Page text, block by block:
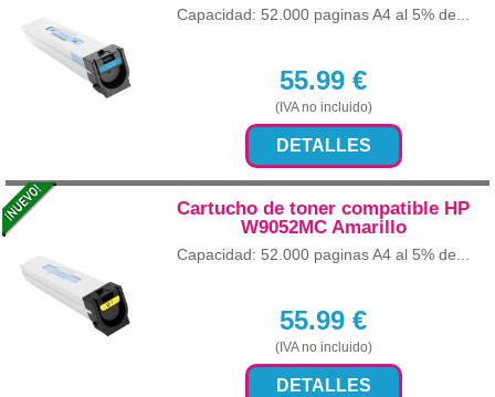
Capacidad: 52.000 paginas A4 al 5% de...
55.99 €
(IVA no incluido)
DETALLES
Cartucho de toner compatible HP
W9052MC Amarillo
Capacidad: 52.000 paginas A4 al 5% de...
55.99 €
(IVA no incluido)
DETALLES